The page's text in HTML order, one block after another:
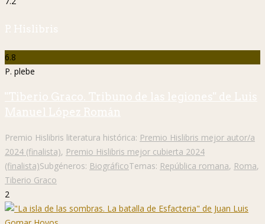
P. Hislibris
6.8
P. plebe
"Tiberio Graco. Tribuno de las legiones" de Luis
Manuel López Román
Premio Hislibris literatura histórica: Premio Hislibris mejor autor/a
2024 (finalista), Premio Hislibris mejor cubierta 2024
(finalista)Subgéneros: BiográficoTemas: República romana, Roma,
Tiberio Graco
2